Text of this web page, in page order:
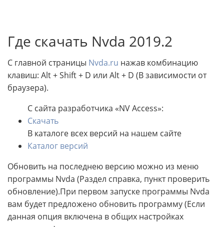
Где скачать Nvda 2019.2
С главной страницы Nvda.ru нажав комбинацию
клавиш: Alt + Shift + D или Alt + D (В зависимости от
браузера).
С сайта разработчика «NV Access»:
Скачать
В каталоге всех версий на нашем сайте
Каталог версий
Обновить на последнею версию можно из меню
программы Nvda (Раздел справка, пункт проверить
обновление).При первом запуске программы Nvda
вам будет предложено обновить программу (Если
данная опция включена в общих настройках